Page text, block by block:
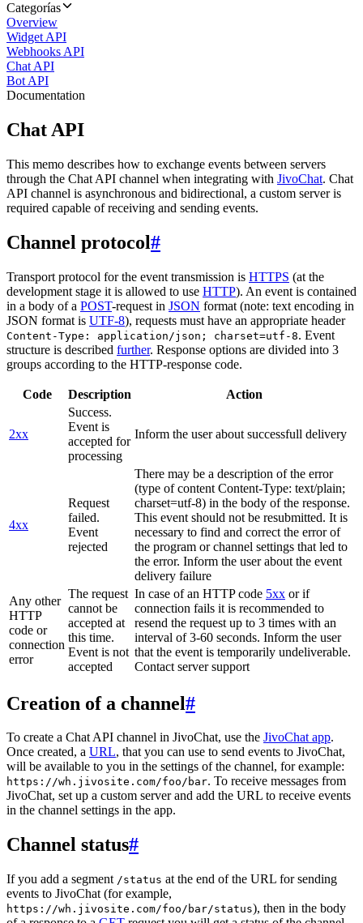
Categorías
Overview
Widget API
Webhooks API
Chat API
Bot API
Documentation
Chat API
This memo describes how to exchange events between servers
through the Chat API channel when integrating with JivoChat. Chat
API channel is asynchronous and bidirectional, a custom server is
required capable of receiving and sending events.
Channel protocol#
Transport protocol for the event transmission is HTTPS (at the
development stage it is allowed to use HTTP). An event is contained
in a body of a POST-request in JSON format (note: text encoding in
JSON format is UTF-8), requests must have an appropriate header
Content-Type: application/json; charset=utf-8. Event
structure is described further. Response options are divided into 3
groups according to the HTTP-response code.
Code Description Action
2xx
Success.
Event is
accepted for
processing
Inform the user about successfull delivery
4xx
Request
failed.
Event
rejected
There may be a description of the error
(type of content Content-Type: text/plain;
charset=utf-8) in the body of the response.
This event should not be resubmitted. It is
necessary to find and correct the error of
the program or channel settings that led to
the error. Inform the user about the event
delivery failure
Any other
HTTP
code or
connection
error
The request
cannot be
accepted at
this time.
Event is not
accepted
In case of an HTTP code 5xx or if
connection fails it is recommended to
resend the request up to 3 times with an
interval of 3-60 seconds. Inform the user
that the event is temporarily undeliverable.
Contact server support
Creation of a channel#
To create a Chat API channel in JivoChat, use the JivoChat app.
Once created, a URL, that you can use to send events to JivoChat,
will be available to you in the settings of the channel, for example:
https://wh.jivosite.com/foo/bar. To receive messages from
JivoChat, set up a custom server and add the URL to receive events
in the channel settings in the app.
Channel status#
If you add a segment /status at the end of the URL for sending
events to JivoChat (for example,
https://wh.jivosite.com/foo/bar/status), then in the body